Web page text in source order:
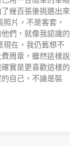
幾百張後挑選出來
片，不是客套，
們，就像我認識的
在，我仍舊想不
周章，雖然這樣說
實是更喜歡這樣的
自己，不論是裝